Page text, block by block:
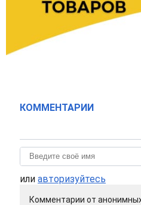
КОММЕНТАРИИ
или авторизуйтесь
Комментарии от